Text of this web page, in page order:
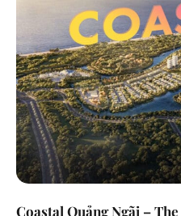
Coastal Quảng Ngãi –